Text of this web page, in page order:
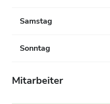
Samstag
Sonntag
Mitarbeiter